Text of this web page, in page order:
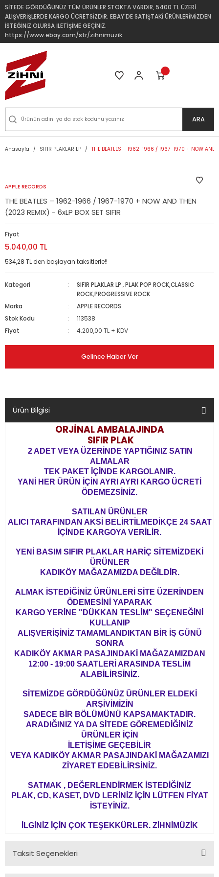
SİTEDE GÖRDÜĞÜNÜZ TÜM ÜRÜNLER STOKTA VARDIR, 5400 TL ÜZERİ
ALIŞVERİŞLERDE KARGO ÜCRETSİZDİR. EBAY'DE SATIŞTAKİ ÜRÜNLERİMİZDEN
İSTEĞİNİZ OLURSA İLETİŞİME GEÇİNİZ.
https://www.ebay.com/str/zihnimuzik
ARA
Anasayfa SIFIR PLAKLAR LP THE BEATLES – 1962-1966 / 1967-1970 + NOW AND
APPLE RECORDS
THE BEATLES – 1962-1966 / 1967-1970 + NOW AND THEN
(2023 REMIX) - 6xLP BOX SET SIFIR
Fiyat
5.040,00 TL
534,28 TL den başlayan taksitlerle!!
Kategori SIFIR PLAKLAR LP ,PLAK POP ROCK,CLASSIC
ROCK,PROGRESSIVE ROCK
Marka
APPLE RECORDS
Stok Kodu
113538
Fiyat
4.200,00 TL + KDV
Gelince Haber Ver
Ürün Bilgisi
ORJİNAL AMBALAJINDA
SIFIR PLAK
2 ADET VEYA ÜZERİNDE YAPTIĞINIZ SATIN
ALMALAR
TEK PAKET İÇİNDE KARGOLANIR.
YANİ HER ÜRÜN İÇİN AYRI AYRI KARGO ÜCRETİ
ÖDEMEZSİNİZ.
SATILAN ÜRÜNLER
ALICI TARAFINDAN AKSİ BELİRTİLMEDİKÇE 24 SAAT
İÇİNDE KARGOYA VERİLİR.
YENİ BASIM SIFIR PLAKLAR HARİÇ SİTEMİZDEKİ
ÜRÜNLER
KADIKÖY MAĞAZAMIZDA DEĞİLDİR.
ALMAK İSTEDİĞİNİZ ÜRÜNLERİ SİTE ÜZERİNDEN
ÖDEMESİNİ YAPARAK
KARGO YERİNE "DÜKKAN TESLİM" SEÇENEĞİNİ
KULLANIP
ALIŞVERİŞİNİZ TAMAMLANDIKTAN BİR İŞ GÜNÜ
SONRA
KADIKÖY AKMAR PASAJINDAKİ MAĞAZAMIZDAN
12:00 - 19:00 SAATLERİ ARASINDA TESLİM
ALABİLİRSİNİZ.
SİTEMİZDE GÖRDÜĞÜNÜZ ÜRÜNLER ELDEKİ
ARŞİVİMİZİN
SADECE BİR BÖLÜMÜNÜ KAPSAMAKTADIR.
ARADIĞINIZ YA DA SİTEDE GÖREMEDİĞİNİZ
ÜRÜNLER İÇİN
İLETİŞİME GEÇEBİLİR
VEYA KADIKÖY AKMAR PASAJINDAKİ MAĞAZAMIZI
ZİYARET EDEBİLİRSİNİZ.
SATMAK , DEĞERLENDİRMEK İSTEDİĞİNİZ
PLAK, CD, KASET, DVD LERİNİZ İÇİN LÜTFEN FİYAT
İSTEYİNİZ.
İLGİNİZ İÇİN ÇOK TEŞEKKÜRLER. ZİHNİMÜZİK
Taksit Seçenekleri